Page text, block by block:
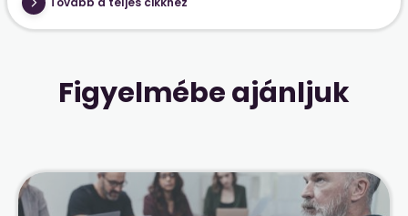
Figyelmébe ajánljuk